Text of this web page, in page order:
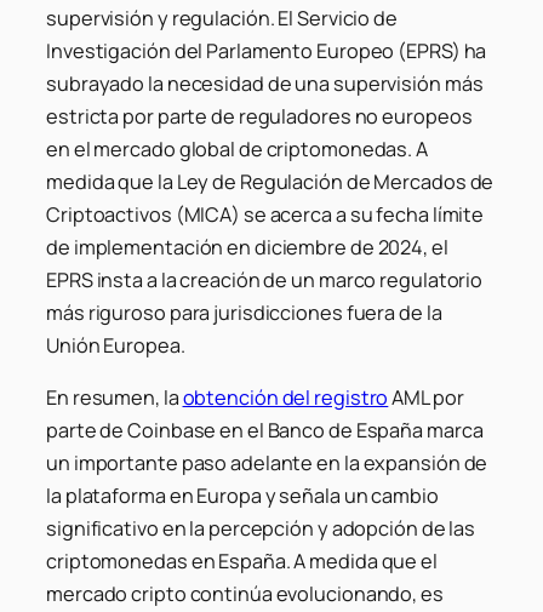
supervisión y regulación. El Servicio de
Investigación del Parlamento Europeo (EPRS) ha
subrayado la necesidad de una supervisión más
estricta por parte de reguladores no europeos
en el mercado global de criptomonedas. A
medida que la Ley de Regulación de Mercados de
Criptoactivos (MICA) se acerca a su fecha límite
de implementación en diciembre de 2024, el
EPRS insta a la creación de un marco regulatorio
más riguroso para jurisdicciones fuera de la
Unión Europea.
En resumen, laobtención del registroAML por
parte de Coinbase en el Banco de España marca
un importante paso adelante en la expansión de
la plataforma en Europa y señala un cambio
significativo en la percepción y adopción de las
criptomonedas en España. A medida que el
mercado cripto continúa evolucionando, es